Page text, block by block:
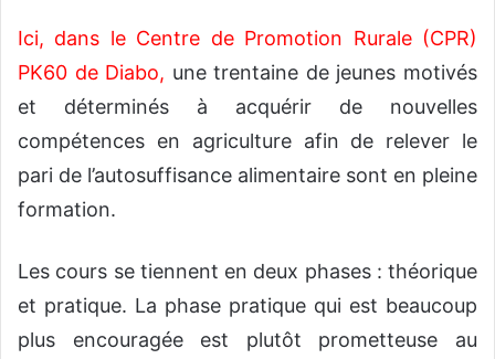
Ici, dans le Centre de Promotion Rurale (CPR)
PK60 de Diabo, une trentaine de jeunes motivés
et déterminés à acquérir de nouvelles
compétences en agriculture afin de relever le
pari de l’autosuffisance alimentaire sont en pleine
formation.
Les cours se tiennent en deux phases : théorique
et pratique. La phase pratique qui est beaucoup
plus encouragée est plutôt prometteuse au